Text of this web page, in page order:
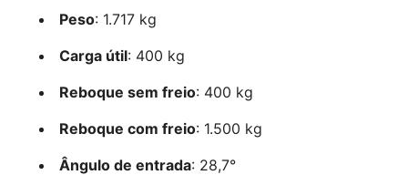
Peso: 1.717 kg
Carga útil: 400 kg
Reboque sem freio: 400 kg
Reboque com freio: 1.500 kg
Ângulo de entrada: 28,7°